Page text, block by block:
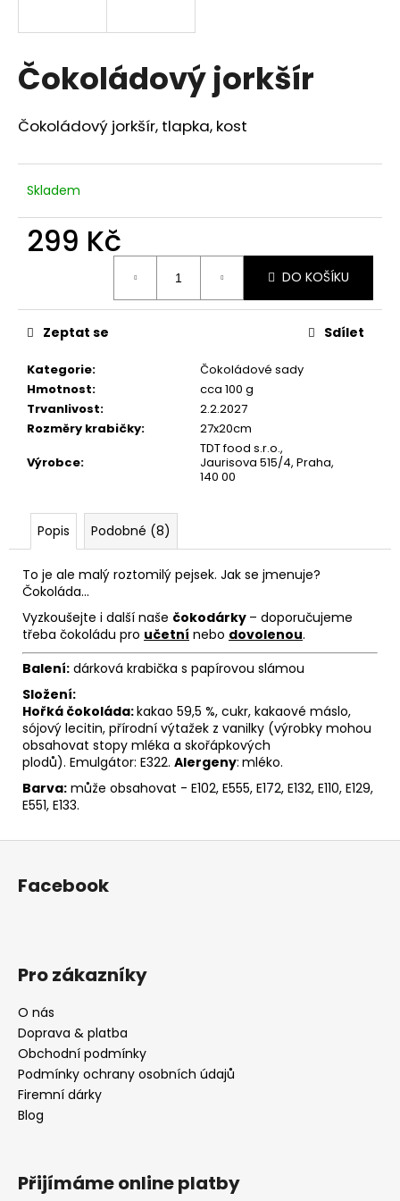
Čokoládový jorkšír
Čokoládový jorkšír, tlapka, kost
Skladem
299 Kč
DO KOŠÍKU
Kategorie:
Čokoládové sady
Hmotnost:
cca 100 g
Trvanlivost:
2.2.2027
Rozměry krabičky:
27x20cm
Výrobce:
TDT food s.r.o.,
Jaurisova 515/4, Praha,
140 00
Zeptat se Sdílet
Popis Podobné (8)
To je ale malý roztomilý pejsek. Jak se jmenuje?
Čokoláda...
Vyzkoušejte i další naše čokodárky – doporučujeme
třeba čokoládu pro učetní nebo dovolenou.
Balení: dárková krabička s papírovou slámou
Složení:
Hořká čokoláda:kakao 59,5 %, cukr, kakaové máslo,
sójový lecitin, přírodní výtažek z vanilky (výrobky mohou
obsahovat stopy mléka a skořápkových
plodů). Emulgátor: E322. Alergeny: mléko.
Barva: může obsahovat - E102, E555, E172, E132, E110, E129,
E551, E133.
í
t
?
o
p
o
u
č
u
e
Z
Facebook
Pro zákazníky
O nás
Doprava & platba
Obchodní podmínky
Podmínky ochrany osobních údajů
Firemní dárky
Blog
Přijímáme online platby